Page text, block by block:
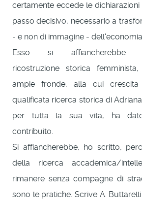
certamente eccede le dichiarazioni
passo decisivo, necessario a
- e non di immagine -
Esso si affiancherebbe
ricostruzione storica
ampie fronde, alla cui crescita
qualificata ricerca storica di
per tutta la sua vita, ha
contribuito.
Si affiancherebbe, ho scritto,
della ricerca accademica/
rimanere senza compagne di
sono le pratiche. Scrive A.